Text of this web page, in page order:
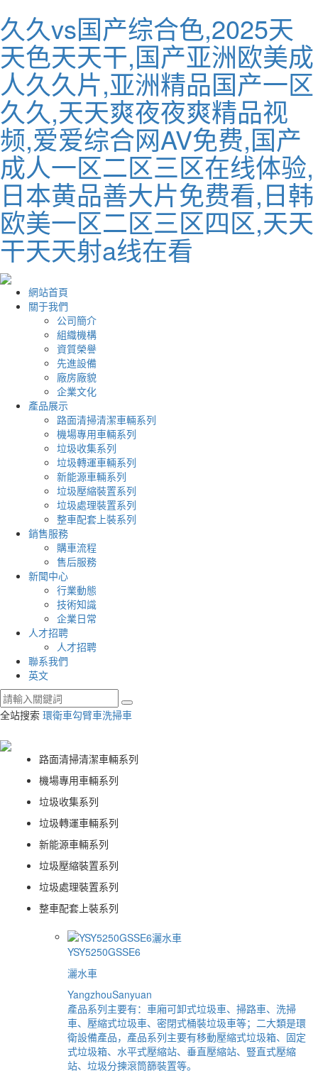
久久vs国产综合色,2025天
天色天天干,国产亚洲欧美成
人久久片,亚洲精品国产一区
久久,天天爽夜夜爽精品视
频,爱爱综合网AV免费,国产
成人一区二区三区在线体验,
日本黄品善大片免费看,日韩
欧美一区二区三区四区,天天
干天天射a线在看
網站首頁
關于我們
公司簡介
組織機構
資質榮譽
先進設備
廠房廠貌
企業文化
產品展示
路面清掃清潔車輛系列
機場專用車輛系列
垃圾收集系列
垃圾轉運車輛系列
新能源車輛系列
垃圾壓縮裝置系列
垃圾處理裝置系列
整車配套上裝系列
銷售服務
購車流程
售后服務
新聞中心
行業動態
技術知識
企業日常
人才招聘
人才招聘
聯系我們
英文
全站搜索 環衛車勾臂車洗掃車
路面清掃清潔車輛系列
機場專用車輛系列
垃圾收集系列
垃圾轉運車輛系列
新能源車輛系列
垃圾壓縮裝置系列
垃圾處理裝置系列
整車配套上裝系列
YSY5250GSSE6
灑水車
YangzhouSanyuan
產品系列主要有：車廂可卸式垃圾車、掃路車、洗掃
車、壓縮式垃圾車、密閉式桶裝垃圾車等；二大類是環
衛設備產品，產品系列主要有移動壓縮式垃圾箱、固定
式垃圾箱、水平式壓縮站、垂直壓縮站、豎直式壓縮
站、垃圾分揀滾筒篩裝置等。